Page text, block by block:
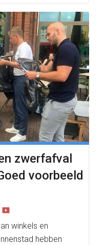
zwerfafval
voorbeeld
winkels en
hebben